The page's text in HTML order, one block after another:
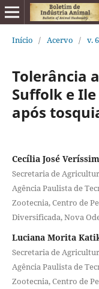
Início / Acervo / v.
Tolerância
Suffolk e
após
Cecília José
Secretaria de
Agência Paulista de
Zootecnia, Centro de
Diversificada, Nova
Luciana Morita
Secretaria de
Agência Paulista de
Zootecnia, Centro de